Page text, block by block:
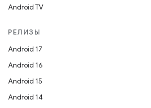
Android TV
РЕЛИЗЫ
Android 17
Android 16
Android 15
Android 14